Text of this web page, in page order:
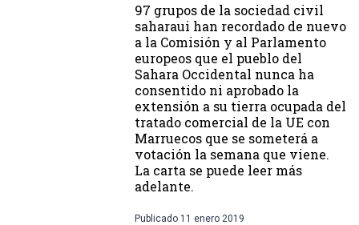
97 grupos de la sociedad civil
saharaui han recordado de nuevo
a la Comisión y al Parlamento
europeos que el pueblo del
Sahara Occidental nunca ha
consentido ni aprobado la
extensión a su tierra ocupada del
tratado comercial de la UE con
Marruecos que se someterá a
votación la semana que viene.
La carta se puede leer más
adelante.
Publicado 11 enero 2019